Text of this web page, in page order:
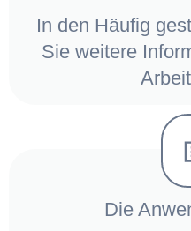
In den Häufig
Sie weitere
Die